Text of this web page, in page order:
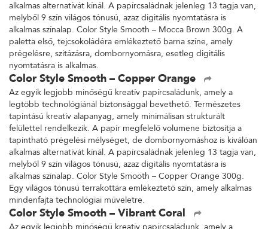
alkalmas alternatívát kínál. A papírcsaládnak jelenleg 13 tagja van,
melyből 9 szín világos tónusú, azaz digitális nyomtatásra is
alkalmas színalap. Color Style Smooth – Mocca Brown 300g. A
paletta első, tejcsokoládéra emlékeztető barna színe, amely
prégelésre, szitázásra, dombornyomásra, esetleg digitális
nyomtatásra is alkalmas.
Color Style Smooth – Copper Orange
Az egyik legjobb minőségű kreatív papírcsaládunk, amely a
legtöbb technológiánál biztonsággal bevethető. Természetes
tapintású kreatív alapanyag, amely minimálisan strukturált
felülettel rendelkezik. A papír megfelelő volumene biztosítja a
tapintható prégelési mélységet, de dombornyomáshoz is kiválóan
alkalmas alternatívát kínál. A papírcsaládnak jelenleg 13 tagja van,
melyből 9 szín világos tónusú, azaz digitális nyomtatásra is
alkalmas színalap. Color Style Smooth – Copper Orange 300g.
Egy világos tónusú terrakottára emlékeztető szín, amely alkalmas
mindenfajta technológiai műveletre.
Color Style Smooth – Vibrant Coral